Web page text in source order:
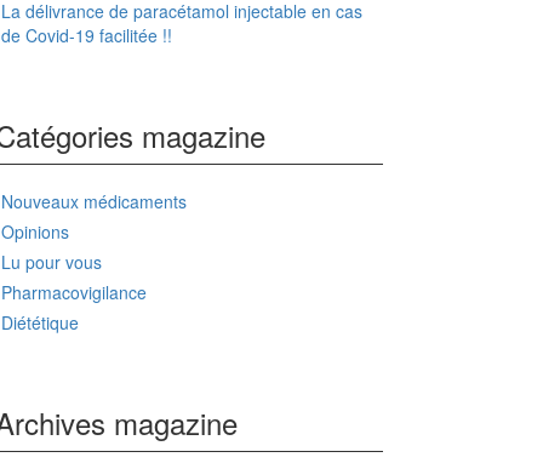
La délivrance de paracétamol injectable en cas
de Covid-19 facilitée !!
magazine
Nouveaux médicaments
Opinions
Lu pour vous
Pharmacovigilance
Diététique
magazine